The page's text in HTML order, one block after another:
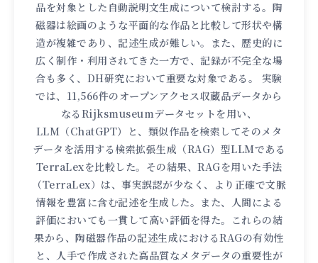
品を対象とした自動説明文生成について検討する。陶
磁器は絵画のような平面的な作品と比較して形状や構
造が複雑であり、記述生成が難しい。また、歴史的に
広く制作・利用されてきた一方で、記録が不完全な場
合も多く、DH研究において重要な対象である。 実験
では、11,566件のオープンアクセス収蔵品データから
なるRijksmuseumデータセットを用い、
LLM（ChatGPT）と、類似作品を検索してそのメタ
データを活用する検索拡張生成（RAG）型LLMである
TerraLexを比較した。その結果、RAGを用いた手法
（TerraLex）は、事実誤認が少なく、より正確で文脈
情報を豊富に含む記述を生成した。また、人間による
評価においても一貫して高い評価を得た。これらの結
果から、陶磁器作品の記述生成におけるRAGの有効性
と、人手で作成された高品質なメタデータの重要性が